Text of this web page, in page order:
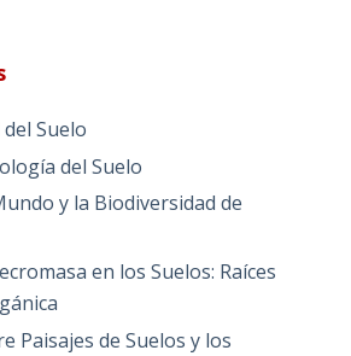
Suelo
del Suelo
y la Biodiversidad de
en los Suelos: Raíces
Paisajes de Suelos y los